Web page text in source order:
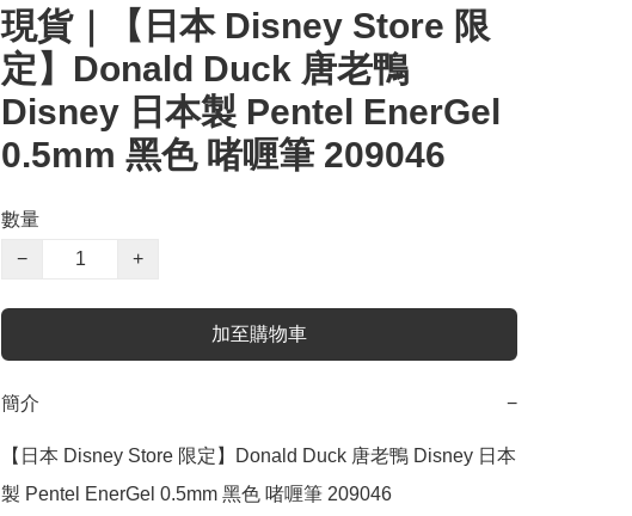
現貨｜【日本 Disney Store 限
定】Donald Duck 唐老鴨
Disney 日本製 Pentel EnerGel
0.5mm 黑色 啫喱筆 209046
數量
−
+
加至購物車
簡介 −
【日本 Disney Store 限定】Donald Duck 唐老鴨 Disney 日本
製 Pentel EnerGel 0.5mm 黑色 啫喱筆 209046